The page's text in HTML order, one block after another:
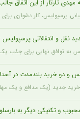
تارتار از این اتفاق
پرسپولیس، کار دشواری
نقل و انتقالاتی پرسپولیس ؛
به توافق نهایی برای جذب
و دو خرید بلندمدت در
جدید (یک مدافع و یک مهاجم)
و تکنیکی دیگر به